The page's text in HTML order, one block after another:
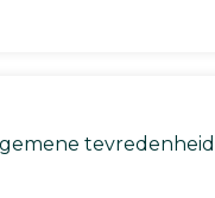
tevredenheid